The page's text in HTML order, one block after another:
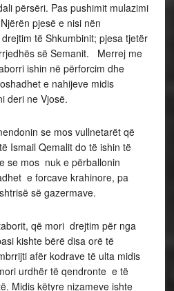
përsëri. Pas pushimit mulazimi
pjesë e nisi nën
të Shkumbinit; pjesa tjetër
së Semanit. Merrej me
ishin në përforcim dhe
e nahijeve midis
deri ne Vjosë.
se mos vullnetarët që
Ismail Qemalit do të ishin të
se mos nuk e përballonin
e forcave krahinore, pa
së gazermave.
që mori drejtim për nga
kishte bërë disa orë të
afër kodrave të ulta midis
urdhër të qendronte e të
Midis këtyre nizameve ishte